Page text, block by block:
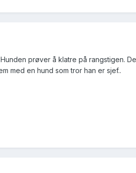
prøver å klatre på rangstigen.
med en hund som tror han er sjef..